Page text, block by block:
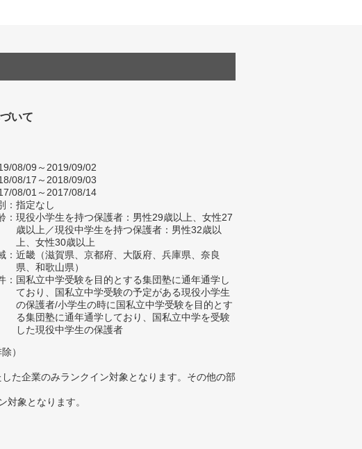
いて
08/09～2019/09/02
08/17～2018/09/03
08/01～2017/08/14
：指定なし
：現役小学生を持つ保護者：男性29歳以上、女性27
歳以上／現役中学生を持つ保護者：男性32歳以
上、女性30歳以上
：近畿（滋賀県、京都府、大阪府、兵庫県、奈良
県、和歌山県）
：国私立中学受験を目的とする集団塾に通年通学し
ており、国私立中学受験の予定がある現役小学生
の保護者/小学生の時に国私立中学受験を目的とす
る集団塾に通年通学しており、国私立中学を受験
した現役中学生の保護者
）
た企業のみランクイン対象となります。その他の部
象となります。